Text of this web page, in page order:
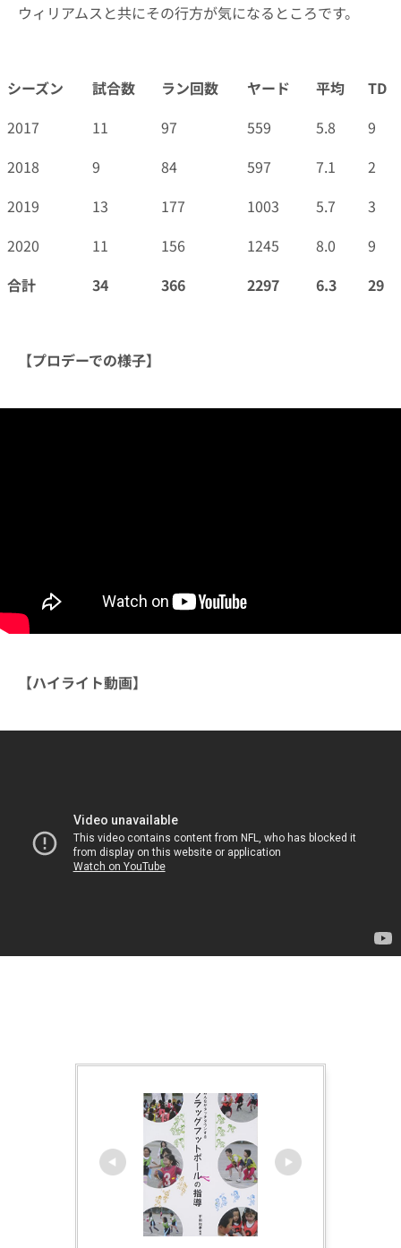
ウィリアムスと共にその行方が気になるところです。
シーズン 試合数 ラン回数 ヤード 平均
TD
シーズン
試合数 ラン回数 ヤード 平均 TD
2017 11 97 559 5.8
9
2018
9 84 597 7.1
2
2019
13 177 1003 5.7
3
2020
11 156 1245 8.0
9
合計
34 366 2297 6.3 29
【プロデーでの様子】
【ハイライト動画】